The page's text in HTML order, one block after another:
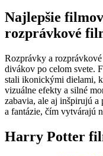
Najlepšie
rozprávkové
Rozprávky a
divákov po celom svete.
stali ikonickými dielami,
vizuálne efekty a silné
zabavia, ale aj inšpirujú
a fantázie, čím vytvárajú
Harry Potter